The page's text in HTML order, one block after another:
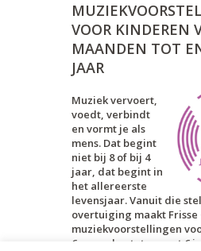
VOOR KINDEREN
MAANDEN TOT
JAAR
Muziek vervoert,
voedt, verbindt
en vormt je als
mens. Dat begint
niet bij 8 of bij 4
jaar, dat begint in
het allereerste
levensjaar. Vanuit die
overtuiging maakt Frisse
muziekvoorstellingen
6 maanden tot en met 6